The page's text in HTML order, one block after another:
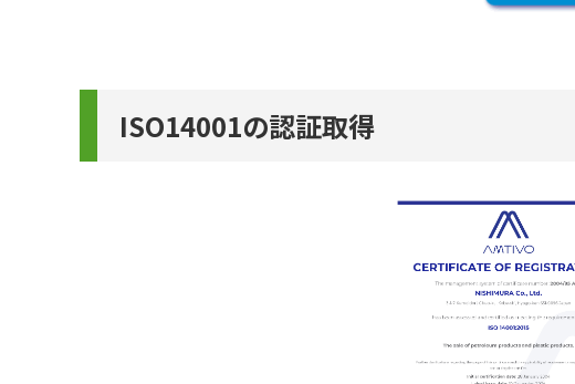
ISO14001の認証取得